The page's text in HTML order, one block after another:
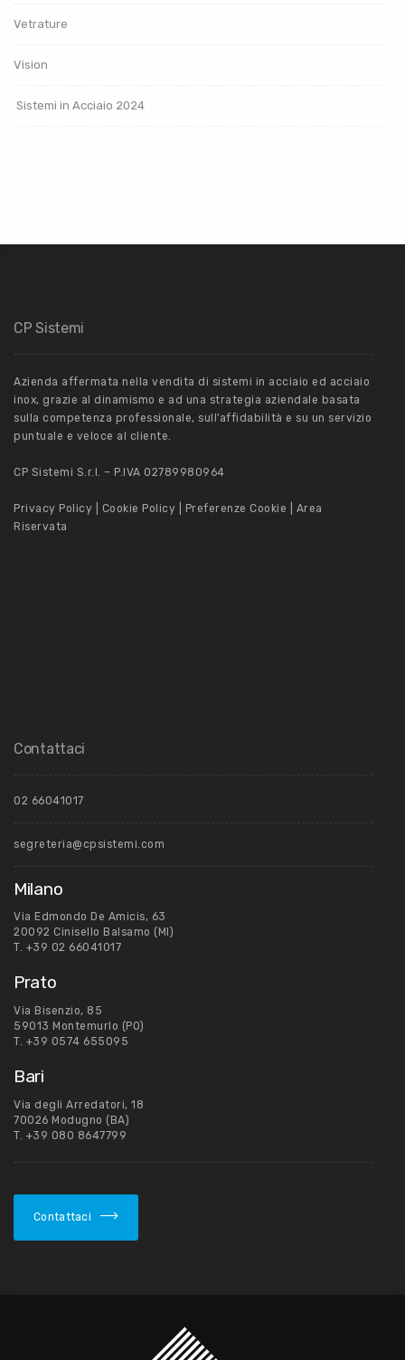
Vetrature
Vision
Sistemi in Acciaio 2024
CP Sistemi
Azienda affermata nella vendita di sistemi in acciaio ed acciaio
inox, grazie al dinamismo e ad una strategia aziendale basata
sulla competenza professionale, sull’affidabilità e su un servizio
puntuale e veloce al cliente.
CP Sistemi S.r.l. – P.IVA 02789980964
Privacy Policy Cookie Policy Preferenze Cookie
Area
Riservata
Contattaci
02 66041017
segreteria@cpsistemi.com
Milano
Via Edmondo De Amicis, 63
20092 Cinisello Balsamo (MI)
T. +39 02 66041017
Prato
Via Bisenzio, 85
59013 Montemurlo (PO)
T. +39 0574 655095
Bari
Via degli Arredatori, 18
70026 Modugno (BA)
T. +39 080 8647799
Contattaci